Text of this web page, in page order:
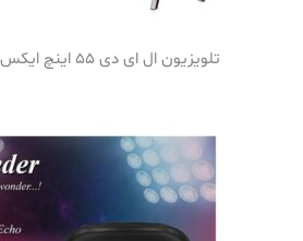
تلویزیون ال ای دی 55 اینچ ایکس ویژن مدل 775